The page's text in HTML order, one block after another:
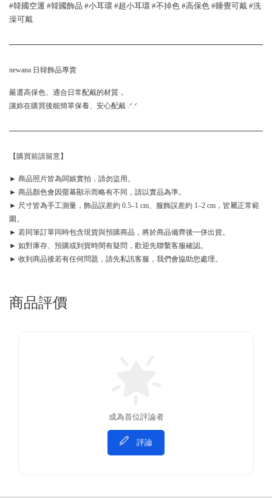
#韓國空運 #韓國飾品 #小耳環 #超小耳環 #不掉色 #高保色 #睡覺可戴 #洗
澡可戴
newana 日韓飾品專賣
嚴選高保色、適合日常配戴的材質，
讓妳在購買後能簡單保養、安心配戴 .ᐟ.ᐟ
【購買前請留意】
► 商品照片皆為闆娘實拍，請勿盜用。
► 商品顏色會因螢幕顯示而略有不同，請以實品為準。
► 尺寸皆為手工測量，飾品誤差約 0.5–1 cm、服飾誤差約 1–2 cm，皆屬正常範
圍。
► 若同筆訂單同時包含現貨與預購商品，將於商品備齊後一併出貨。
► 如對庫存、預購或到貨時間有疑問，歡迎先聯繫客服確認。
► 收到商品後若有任何問題，請先私訊客服，我們會協助您處理。
商品評價
成為首位評論者
評論